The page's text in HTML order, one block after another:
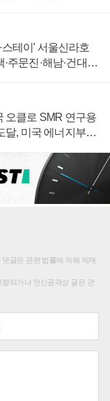
테이' 서울신라호
주문진·해남·건대로
오클로 SMR 연구용
달, 미국 에너지부
글은 관련 법률에 의해 제재
되거나 인신공격성 글은 관